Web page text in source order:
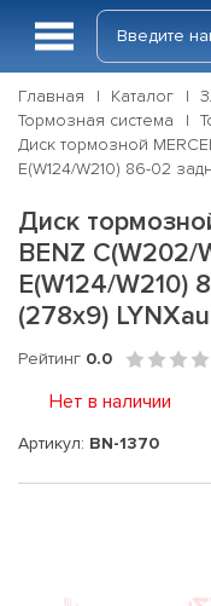
Главная Каталог
Тормозная система
Диск тормозной
E(W124/W210) 86-02
Диск
BENZ
E(W124/W210)
(278x9)
Рейтинг 0.0
Нет в наличии
Артикул: BN-1370